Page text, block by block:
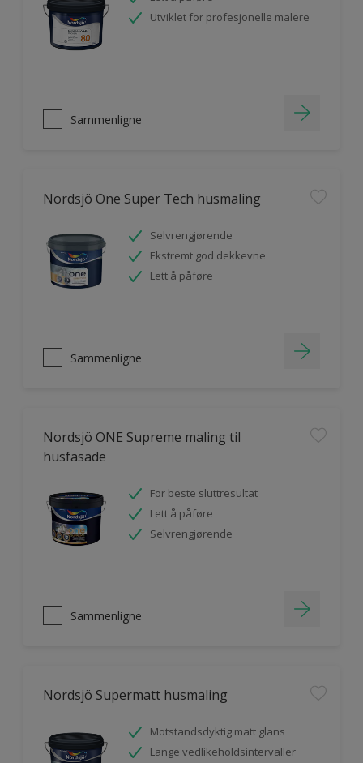
Utviklet for profesjonelle malere
Sammenligne
Nordsjö One Super Tech husmaling
Selvrengjørende
Ekstremt god dekkevne
Lett å påføre
Sammenligne
Nordsjö ONE Supreme maling til
husfasade
For beste sluttresultat
Lett å påføre
Selvrengjørende
Sammenligne
Nordsjö Supermatt husmaling
Motstandsdyktig matt glans
Lange vedlikeholdsintervaller